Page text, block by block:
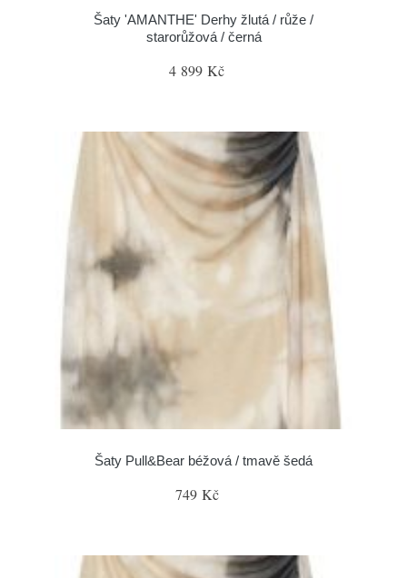
Šaty 'AMANTHE' Derhy žlutá / růže /
starorůžová / černá
4 899 Kč
Šaty Pull&Bear béžová / tmavě šedá
749 Kč